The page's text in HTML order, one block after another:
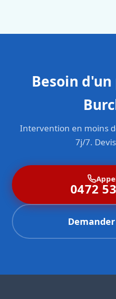
l’établissement du devis.
canalisations pour identifier la
Besoin
Intervention en moins
7j/7.
0472